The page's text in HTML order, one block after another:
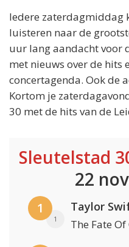
Iedere zaterdagmiddag
luisteren naar de
uur lang aandacht voor
met nieuws over de hits
concertagenda. Ook de
Kortom je
30 met de hits van de
Sleutelstad
22
1
1
Taylor
The Fate